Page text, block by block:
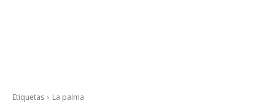
Etiquetas La palma